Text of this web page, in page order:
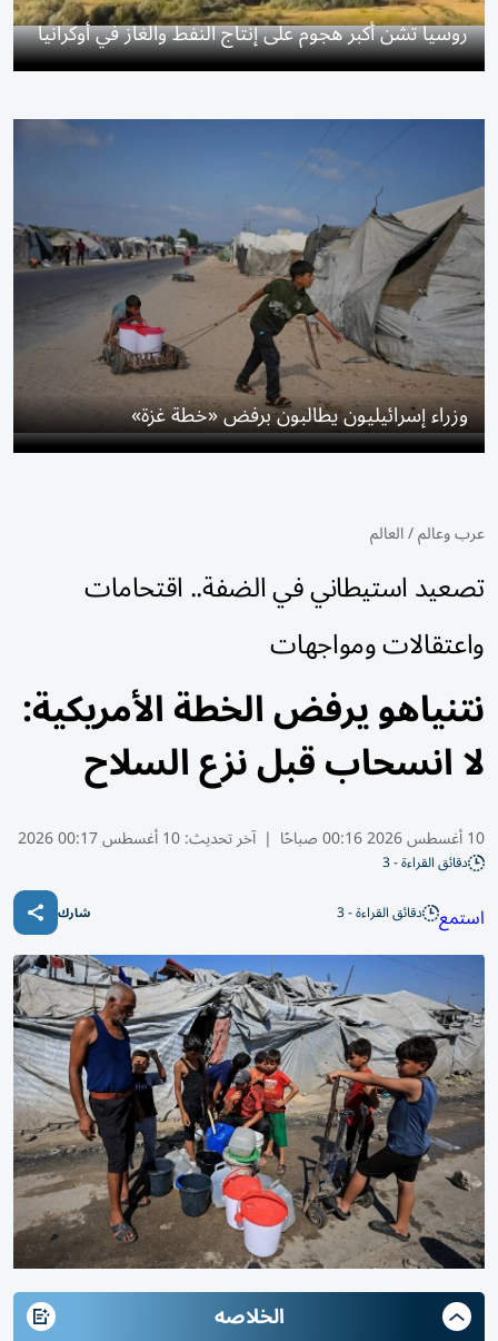
روسيا تشن أكبر هجوم على إنتاج النفط والغاز في أوكرانيا
وزراء إسرائيليون يطالبون برفض «خطة غزة»
عرب وعالم/العالم
تصعيد استيطاني في الضفة.. اقتحامات
واعتقالات ومواجهات
نتنياهو يرفض الخطة الأمريكية:
لا انسحاب قبل نزع السلاح
10 أغسطس 2026 00:16 صباحًا | آخر تحديث:10 أغسطس 00:17 2026
دقائق القراءة - 3
استمع دقائق القراءة - 3 شارك
الخلاصه